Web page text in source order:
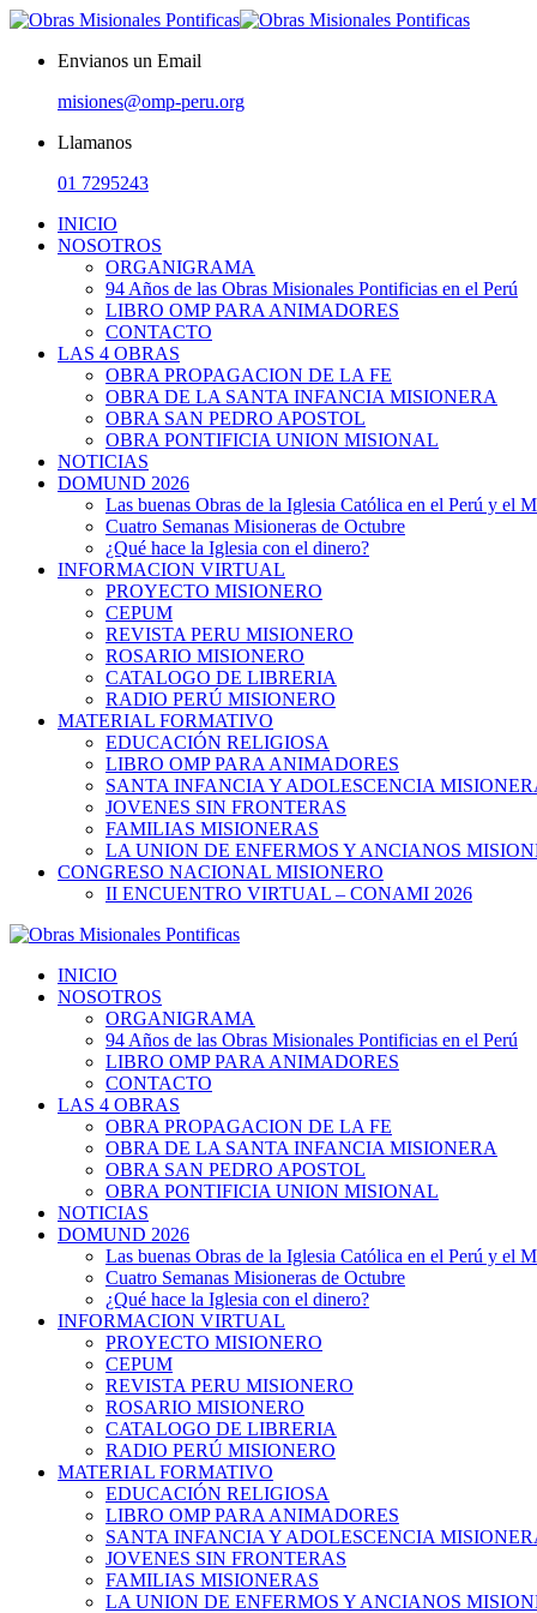
Envianos un Email
misiones@omp-peru.org
Llamanos
01 7295243
INICIO
NOSOTROS
ORGANIGRAMA
94 Años de las Obras Misionales Pontificias en el Perú
LIBRO OMP PARA ANIMADORES
CONTACTO
LAS 4 OBRAS
OBRA PROPAGACION DE LA FE
OBRA DE LA SANTA INFANCIA MISIONERA
OBRA SAN PEDRO APOSTOL
OBRA PONTIFICIA UNION MISIONAL
NOTICIAS
DOMUND 2026
Las buenas Obras de la Iglesia Católica en el Perú y el
Cuatro Semanas Misioneras de Octubre
¿Qué hace la Iglesia con el dinero?
INFORMACION VIRTUAL
PROYECTO MISIONERO
CEPUM
REVISTA PERU MISIONERO
ROSARIO MISIONERO
CATALOGO DE LIBRERIA
RADIO PERÚ MISIONERO
MATERIAL FORMATIVO
EDUCACIÓN RELIGIOSA
LIBRO OMP PARA ANIMADORES
SANTA INFANCIA Y ADOLESCENCIA
JOVENES SIN FRONTERAS
FAMILIAS MISIONERAS
LA UNION DE ENFERMOS Y ANCIANOS
CONGRESO NACIONAL MISIONERO
II ENCUENTRO VIRTUAL – CONAMI 2026
INICIO
NOSOTROS
ORGANIGRAMA
94 Años de las Obras Misionales Pontificias en el Perú
LIBRO OMP PARA ANIMADORES
CONTACTO
LAS 4 OBRAS
OBRA PROPAGACION DE LA FE
OBRA DE LA SANTA INFANCIA MISIONERA
OBRA SAN PEDRO APOSTOL
OBRA PONTIFICIA UNION MISIONAL
NOTICIAS
DOMUND 2026
Las buenas Obras de la Iglesia Católica en el Perú y el
Cuatro Semanas Misioneras de Octubre
¿Qué hace la Iglesia con el dinero?
INFORMACION VIRTUAL
PROYECTO MISIONERO
CEPUM
REVISTA PERU MISIONERO
ROSARIO MISIONERO
CATALOGO DE LIBRERIA
RADIO PERÚ MISIONERO
MATERIAL FORMATIVO
EDUCACIÓN RELIGIOSA
LIBRO OMP PARA ANIMADORES
SANTA INFANCIA Y ADOLESCENCIA
JOVENES SIN FRONTERAS
FAMILIAS MISIONERAS
LA UNION DE ENFERMOS Y ANCIANOS